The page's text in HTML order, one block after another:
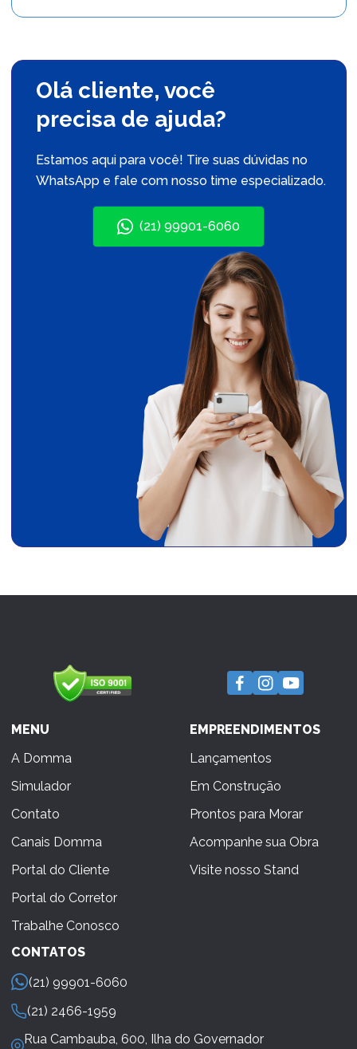
Olá cliente, você
precisa de ajuda?
Estamos aqui para você! Tire suas dúvidas no
WhatsApp e fale com nosso time especializado.
(21) 99901-6060
MENU
A Domma
Simulador
Contato
Canais Domma
Portal do Cliente
Portal do Corretor
Trabalhe Conosco
EMPREENDIMENTOS
Lançamentos
Em Construção
Prontos para Morar
Acompanhe sua Obra
Visite nosso Stand
CONTATOS
(21) 99901-6060
(21) 2466-1959
Rua Cambauba, 600, Ilha do Governador